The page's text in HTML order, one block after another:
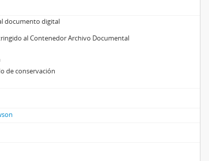
documento digital
al Contenedor Archivo Documental
de conservación